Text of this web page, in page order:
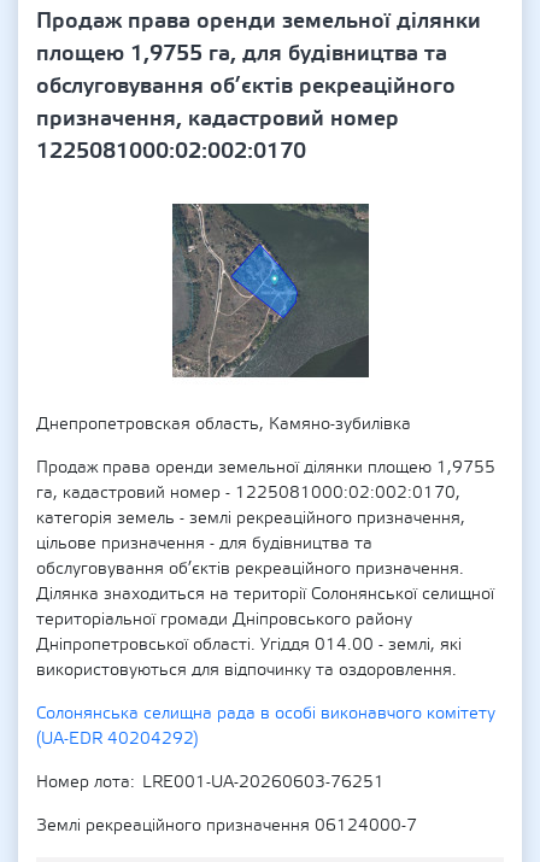
Продаж права оренди земельної ділянки
площею 1,9755 га, для будівництва та
обслуговування об’єктів рекреаційного
призначення, кадастровий номер
1225081000:02:002:0170
Днепропетровская область, Камяно-зубилівка
Продаж права оренди земельної ділянки площею 1,9755
га, кадастровий номер - 1225081000:02:002:0170,
категорія земель - землі рекреаційного призначення,
цільове призначення - для будівництва та
обслуговування об’єктів рекреаційного призначення.
Ділянка знаходиться на території Солонянської селищної
територіальної громади Дніпровського району
Дніпропетровської області. Угіддя 014.00 - землі, які
використовуються для відпочинку та оздоровлення.
Солонянська селищна рада в особі виконавчого комітету
(UA-EDR 40204292)
Номер лота
LRE001-UA-20260603-76251
Землі рекреаційного призначення 06124000-7